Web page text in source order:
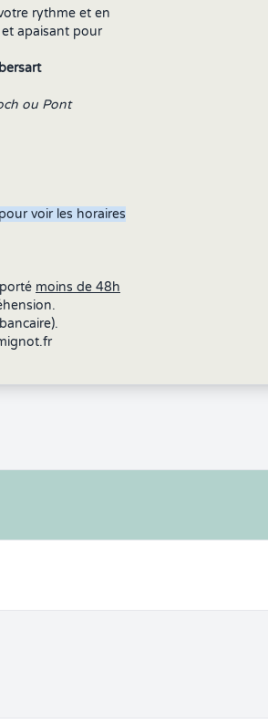
rythme et en
apaisant pour
ou Pont
voir les horaires
moins de 48h